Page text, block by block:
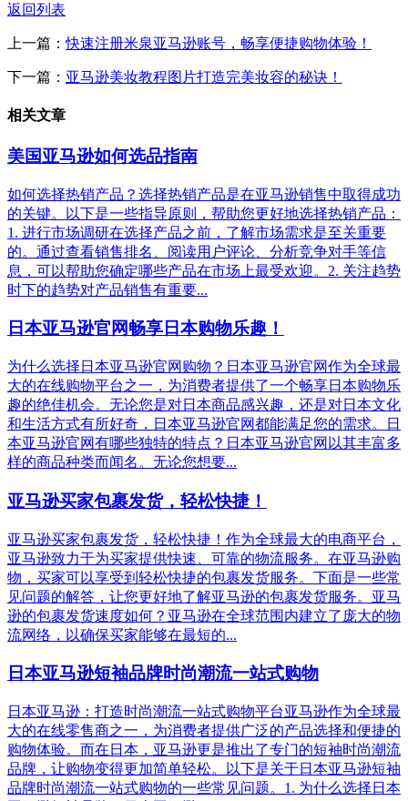
返回列表
上一篇：快速注册米泉亚马逊账号，畅享便捷购物体验！
下一篇： 亚马逊美妆教程图片打造完美妆容的秘诀！
相关文章
美国亚马逊如何选品指南
如何选择热销产品？选择热销产品是在亚马逊销售中取得成功
的关键。以下是一些指导原则，帮助您更好地选择热销产品：
1. 进行市场调研在选择产品之前，了解市场需求是至关重要
的。通过查看销售排名、阅读用户评论、分析竞争对手等信
息，可以帮助您确定哪些产品在市场上最受欢迎。2. 关注趋势
时下的趋势对产品销售有重要...
日本亚马逊官网畅享日本购物乐趣！
为什么选择日本亚马逊官网购物？日本亚马逊官网作为全球最
大的在线购物平台之一，为消费者提供了一个畅享日本购物乐
趣的绝佳机会。无论您是对日本商品感兴趣，还是对日本文化
和生活方式有所好奇，日本亚马逊官网都能满足您的需求。日
本亚马逊官网有哪些独特的特点？日本亚马逊官网以其丰富多
样的商品种类而闻名。无论您想要...
亚马逊买家包裹发货，轻松快捷！
亚马逊买家包裹发货，轻松快捷！作为全球最大的电商平台，
亚马逊致力于为买家提供快速、可靠的物流服务。在亚马逊购
物，买家可以享受到轻松快捷的包裹发货服务。下面是一些常
见问题的解答，让您更好地了解亚马逊的包裹发货服务。亚马
逊的包裹发货速度如何？亚马逊在全球范围内建立了庞大的物
流网络，以确保买家能够在最短的...
日本亚马逊短袖品牌时尚潮流一站式购物
日本亚马逊：打造时尚潮流一站式购物平台亚马逊作为全球最
大的在线零售商之一，为消费者提供广泛的产品选择和便捷的
购物体验。而在日本，亚马逊更是推出了专门的短袖时尚潮流
品牌，让购物变得更加简单轻松。以下是关于日本亚马逊短袖
品牌时尚潮流一站式购物的一些常见问题。1. 为什么选择日本